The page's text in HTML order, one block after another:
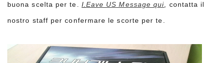
buona scelta per te. l.Eave US Message qui, contatta il
nostro staff per confermare le scorte per te.